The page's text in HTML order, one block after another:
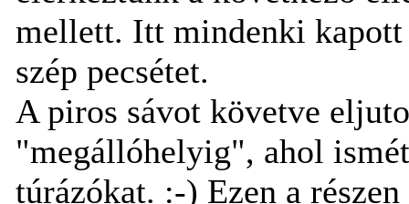
mellett. Itt mindenki kapott
szép pecsétet.
A piros sávot követve
"megállóhelyig", ahol
túrázókat. :-) Ezen a